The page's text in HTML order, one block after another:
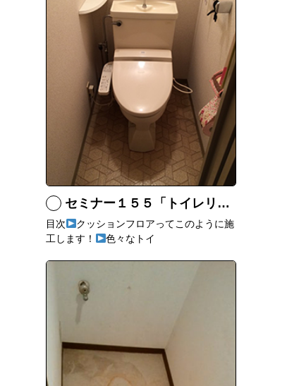
セミナー１５５「トイレリフォームのあれこれ」
目次
クッションフロアってこのように施
工します！
色々なトイ